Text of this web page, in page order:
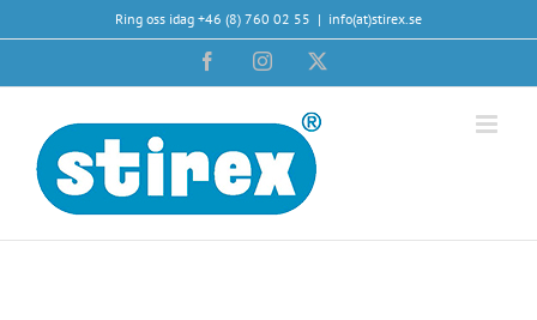
Ring oss idag +46 (8) 760 02 55 | info(at)stirex.se
FacebookInstagram